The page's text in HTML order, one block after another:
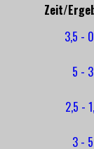
Zeit/
3,5 -
5 - 3
2,5 -
3 - 5